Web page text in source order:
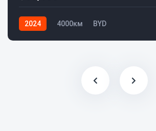
2024 4000км BYD